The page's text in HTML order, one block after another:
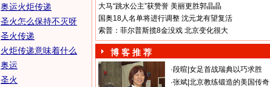
奥运火炬传递
圣火怎么保持不灭呀
圣火传递
火炬传递意味着什么
奥运
圣火
大马“跳水公主”获赞誉 美丽更胜郭晶晶
国奥18人名单将进行调整 沈元龙有望复活
索普：菲尔普斯揽8金没戏 北京变化很大
博 客 推 荐
·段暄 女足首战瑞典以巧求胜
·张斌 北京教练锻造的美国传奇